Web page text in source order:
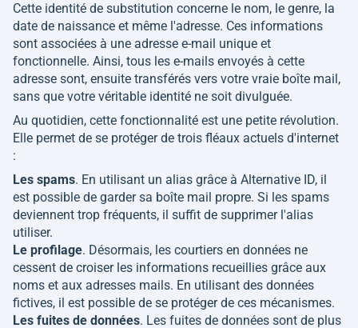
Cette identité de substitution concerne le nom, le genre, la
date de naissance et même l'adresse. Ces informations
sont associées à une adresse e-mail unique et
fonctionnelle. Ainsi, tous les e-mails envoyés à cette
adresse sont, ensuite transférés vers votre vraie boîte mail,
sans que votre véritable identité ne soit divulguée.
Au quotidien, cette fonctionnalité est une petite révolution.
Elle permet de se protéger de trois fléaux actuels d'internet
:
Les spams. En utilisant un alias grâce à Alternative ID, il
est possible de garder sa boîte mail propre. Si les spams
deviennent trop fréquents, il suffit de supprimer l'alias
utiliser.
Le profilage. Désormais, les courtiers en données ne
cessent de croiser les informations recueillies grâce aux
noms et aux adresses mails. En utilisant des données
fictives, il est possible de se protéger de ces mécanismes.
Les fuites de données. Les fuites de données sont de plus